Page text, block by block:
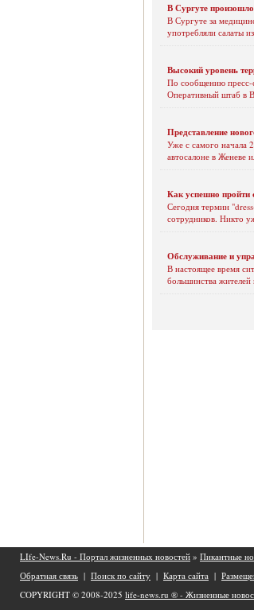
В Сургуте
В Сургуте за
употребляли салаты
Высокий уровень
По сообщению пресс-
Оперативный штаб в
Представление
Уже с самого начала
автосалоне в Женеве
Как успешно пройти
Сегодня термин
сотрудников. Никто
Обслуживание и
В настоящее время
большинства жителей
LIfe-News.Ru - Портал жизненных новостей » Пикантные
Обратная связь | Поиск по сайту | Карта сайта |
COPYRIGHT © 2008-2025 life-news.ru ® - Жизненные